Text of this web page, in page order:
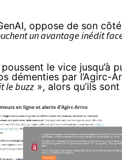
oppose de son
un avantage inédit
le vice
démenties par l’Agirc-
le buzz », alors qu’ils